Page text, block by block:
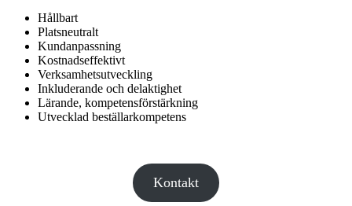
Hållbart
Platsneutralt
Kundanpassning
Kostnadseffektivt
Verksamhetsutveckling
Inkluderande och delaktighet
Lärande, kompetensförstärkning
Utvecklad beställarkompetens
Kontakt